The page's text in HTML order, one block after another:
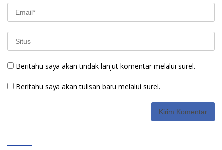
Beritahu saya akan tindak lanjut komentar melalui surel.
Beritahu saya akan tulisan baru melalui surel.